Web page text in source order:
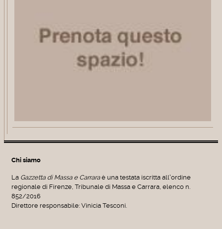
Chi siamo
La Gazzetta di Massa e Carraraè una testata iscritta all'ordine
regionale di Firenze, Tribunale di Massa e Carrara, elenco n.
852/2016
Direttore responsabile: Vinicia Tesconi.